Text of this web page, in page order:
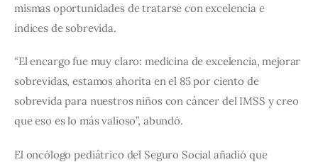
mismas oportunidades de tratarse con excelencia e
índices de sobrevida.
“El encargo fue muy claro: medicina de excelencia, mejorar
sobrevidas, estamos ahorita en el 85 por ciento de
sobrevida para nuestros niños con cáncer del IMSS y creo
que eso es lo más valioso”, abundó.
El oncólogo pediátrico del Seguro Social añadió que